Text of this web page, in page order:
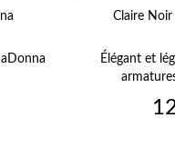
Claire
Élégant et